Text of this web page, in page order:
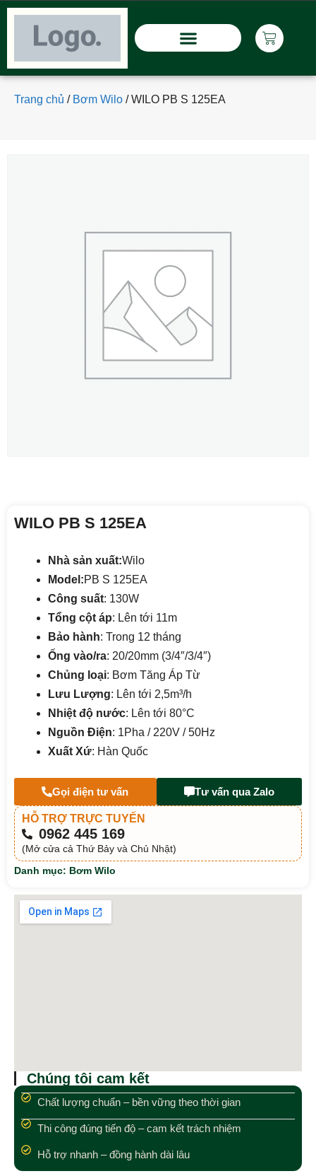
Trang chủ / Bơm Wilo /WILO PB S 125EA
WILO PB S 125EA
Nhà sản xuất:Wilo
Model:PB S 125EA
Công suất: 130W
Tổng cột áp: Lên tới 11m
Bảo hành: Trong 12 tháng
Ống vào/ra: 20/20mm (3/4″/3/4″)
Chủng loại: Bơm Tăng Áp Từ
Lưu Lượng: Lên tới 2,5m³/h
Nhiệt độ nước: Lên tới 80°C
Nguồn Điện: 1Pha / 220V / 50Hz
Xuất Xứ: Hàn Quốc
Gọi điện tư vấn Tư vấn qua Zalo
HỖ TRỢ TRỰC TUYẾN
0962 445 169
(Mở cửa cả Thứ Bảy và Chủ Nhật)
Danh mục: Bơm Wilo
Chúng tôi cam kết
Chất lượng chuẩn – bền vững theo thời gian
Thi công đúng tiến độ – cam kết trách nhiệm
Hỗ trợ nhanh – đồng hành dài lâu